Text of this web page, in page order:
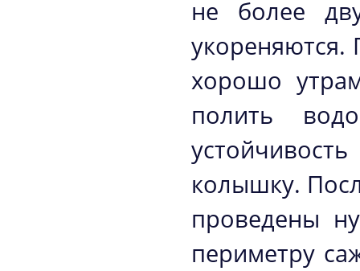
не более
укореняются.
хорошо
полить
колышку.
проведены
периметру